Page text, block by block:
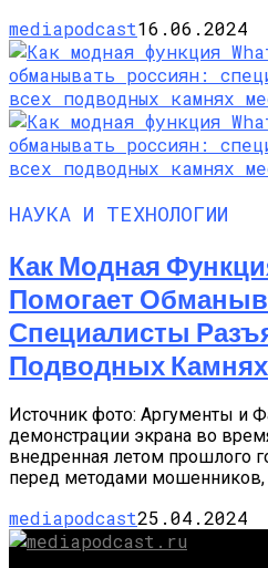
mediapodcast16.06.2024
НАУКА И ТЕХНОЛОГИИ
Как Модная
Помогает
Специалисты
Подводных
Источник фото: Аргументы и
демонстрации экрана во
внедренная летом прошлого
перед методами мошенников,
mediapodcast25.04.2024